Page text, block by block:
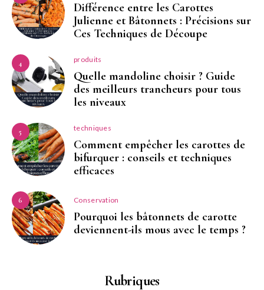
Différence entre les Carottes
Julienne et Bâtonnets : Précisions sur
Ces Techniques de Découpe
4 produits
Quelle mandoline choisir ? Guide
des meilleurs trancheurs pour tous
les niveaux
5 techniques
Comment empêcher les carottes de
bifurquer : conseils et techniques
efficaces
6 Conservation
Pourquoi les bâtonnets de carotte
deviennent-ils mous avec le temps ?
Rubriques